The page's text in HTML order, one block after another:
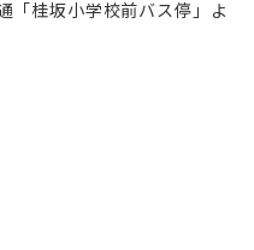
「桂坂小学校前バス停」よ